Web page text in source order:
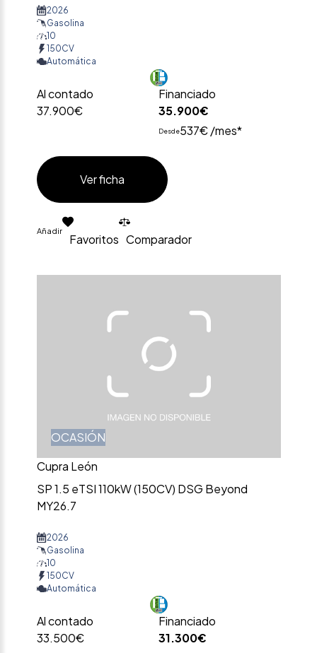
2026
Gasolina
10
150CV
Automática
Al contado
37.900€
Financiado
35.900€
Desde537€ /mes*
Ver ficha
Añadir
Favoritos Comparador
OCASIÓN
Cupra León
SP 1.5 eTSI 110kW (150CV) DSG Beyond
MY26.7
2026
Gasolina
10
150CV
Automática
Al contado
33.500€
Financiado
31.300€